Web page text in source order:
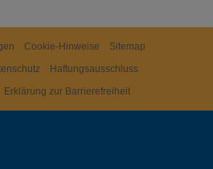
Cookie-Hinweise
Sitemap
Haftungsausschluss
Erklärung zur Barrierefreiheit